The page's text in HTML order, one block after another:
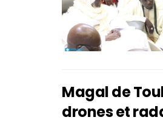
Magal de
drones et